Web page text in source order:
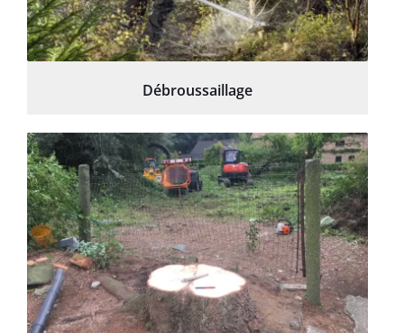
Débroussaillage